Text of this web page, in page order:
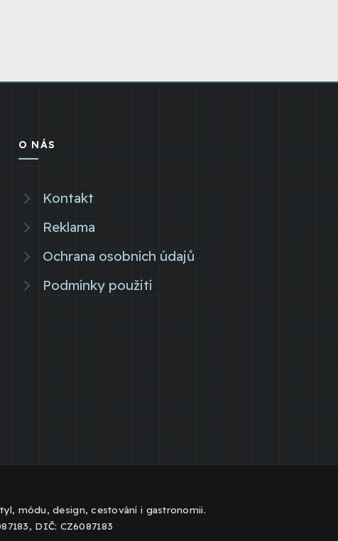
O NÁS
Kontakt
Reklama
Ochrana osobních údajů
Podmínky použití
módu, design, cestování i gastronomii.
DIČ: CZ6087183